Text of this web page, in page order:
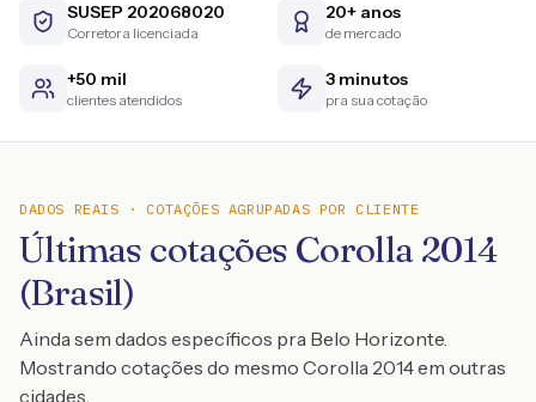
SUSEP 202068020
Corretora licenciada
20+ anos
de mercado
+50 mil
clientes atendidos
3 minutos
pra sua cotação
DADOS REAIS · COTAÇÕES AGRUPADAS POR CLIENTE
Últimas cotações Corolla 2014
(Brasil)
Ainda sem dados específicos pra Belo Horizonte.
Mostrando cotações do mesmo Corolla 2014 em outras
cidades.